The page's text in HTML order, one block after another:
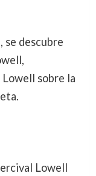
se descubre
sobre la
Lowell